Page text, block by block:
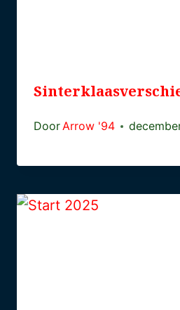
DoorArrow '94